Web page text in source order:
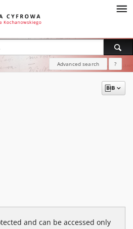
Advanced search ?
and can be accessed only